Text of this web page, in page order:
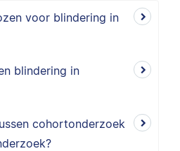
voor blindering in
blindering in
cohortonderzoek